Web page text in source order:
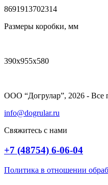
8691913702314
Размеры коробки, мм
390x955x580
ООО “Догрулар”, 2026 - Все
info@dogrular.ru
Свяжитесь с нами
+7 (48754) 6-06-04
Политика в отношении